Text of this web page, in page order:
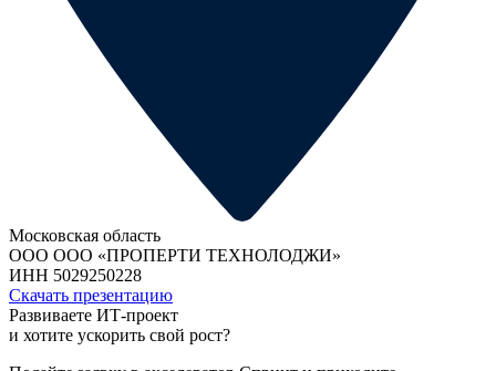
Московская область
ООО ООО «ПРОПЕРТИ ТЕХНОЛОДЖИ»
ИНН 5029250228
Скачать презентацию
Развиваете ИТ-проект
и хотите ускорить свой рост?